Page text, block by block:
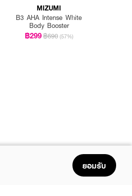
MIZUMI
B3 AHA Intense White
Body Booster
฿299฿690 (57%)
ยอมรับ